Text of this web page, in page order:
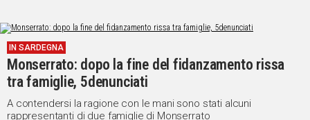
IN SARDEGNA
Monserrato: dopo la fine del fidanzamento rissa
tra famiglie, 5denunciati
A contendersi la ragione con le mani sono stati alcuni
rappresentanti di due famiglie di Monserrato